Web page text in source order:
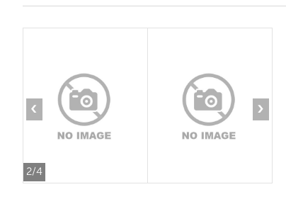
2/4
‹ ›